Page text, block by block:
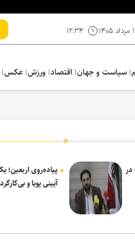
۱۲:۳۴
سیاست و جهان اقتصاد ورزش عکس
در
پیاده‌روی اربعین؛
آیینی پویا و بی‌کارگردان